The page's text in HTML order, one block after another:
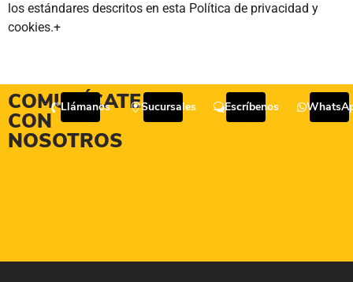
los estándares descritos en esta Política de privacidad y
cookies.+
COMUNÍCATE
CON
NOSOTROS
Llámanos Sucursales Escríbenos